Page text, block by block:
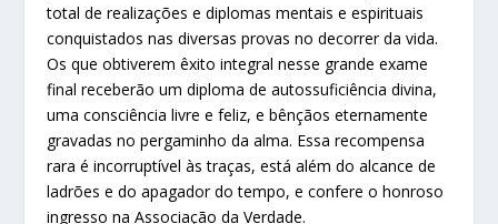
total de realizações e diplomas mentais e espirituais
conquistados nas diversas provas no decorrer da vida.
Os que obtiverem êxito integral nesse grande exame
final receberão um diploma de autossuficiência divina,
uma consciência livre e feliz, e bênçãos eternamente
gravadas no pergaminho da alma. Essa recompensa
rara é incorruptível às traças, está além do alcance de
ladrões e do apagador do tempo, e confere o honroso
ingresso na Associação da Verdade.